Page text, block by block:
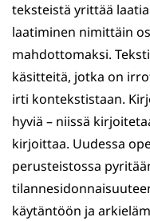
teksteistä yrittää
laatiminen nimittäin
mahdottomaksi.
käsitteitä, jotka on
irti kontekstistaan.
hyviä – niissä
kirjoittaa. Uudessa
perusteistossa
käytäntöön ja